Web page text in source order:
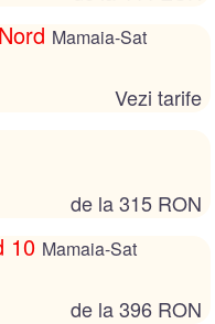
Mamaia-Sat
Vezi tarife
de la 315 RON
10 Mamaia-Sat
de la 396 RON